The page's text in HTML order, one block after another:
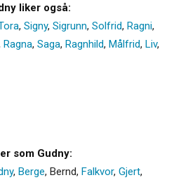
liker også:
, Signy, Sigrunn, Solfrid, Ragni,
Ragna, Saga, Ragnhild, Målfrid, Liv,
som Gudny:
, Berge, Bernd, Falkvor, Gjert,